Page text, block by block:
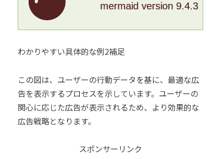
mermaid version 9.4.3
わかりやすい具体的な例2補足
この図は、ユーザーの行動データを基に、最適な広
告を表示するプロセスを示しています。ユーザーの
関心に応じた広告が表示されるため、より効果的な
広告戦略となります。
スポンサーリンク